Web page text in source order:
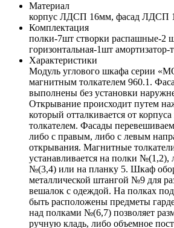
Материал
корпус ЛДСП 16мм, фасад ЛДСП
Комплектация
полки-7шт створки распашные-2
горизонтальная-1шт амортизатор-
Характеристики
Модуль углового шкафа серии
магнитным толкателем 960.1.
выполнены без установки
Открывание происходит путем
который отталкивается от
толкателем. Фасады
либо с правым, либо с левым
открывания. Магнитные
устанавливается на полки №(1,2),
№(3,4) или на планку 5. Шкаф
металлической штангой №9 для
вешалок с одеждой. На полках
быть расположены предметы
над полками №(6,7) позволяет
ручную кладь, либо объемное